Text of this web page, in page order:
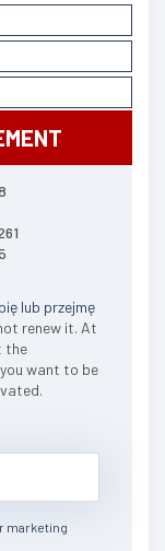
lub przejmę
renew it. At
the
want to be
marketing